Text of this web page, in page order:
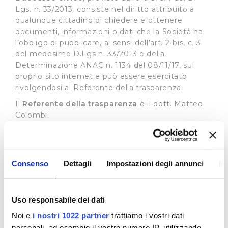
Consenso Dettagli Impostazioni degli annunci
Uso responsabile dei dati
Noi e i nostri 1022 partner trattiamo i vostri dati
Lgs. n. 33/2013, consiste nel diritto attribuito a
qualunque cittadino di chiedere e ottenere
documenti, informazioni o dati che la Società ha
l’obbligo di pubblicare, ai sensi dell’art. 2-bis, c. 3
del medesimo D.Lgs n. 33/2013 e della
Determinazione ANAC n. 1134 del 08/11/17, sul
proprio sito internet e può essere esercitato
rivolgendosi al Referente della trasparenza.
Il Referente della trasparenza è il dott. Matteo
Colombi.
Il recapito appositamente dedicato alla
presentazione di dette istante è il seguente:
accessocivico@publiacqua.it
qualificato e deve essere soddisfatta entro 30
dell’informazione o del dato richiesto sul sito